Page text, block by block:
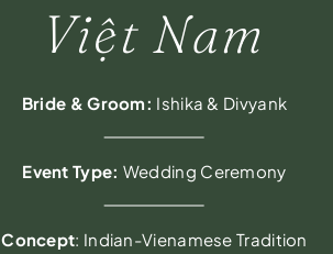
Việt Nam
Bride & Groom: Ishika & Divyank
Event Type: Wedding Ceremony
Concept: Indian-Vienamese Tradition